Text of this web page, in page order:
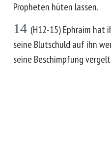
Propheten hüten lassen.
14 (H12-15) Ephraim
seine Blutschuld auf ihn
seine Beschimpfung